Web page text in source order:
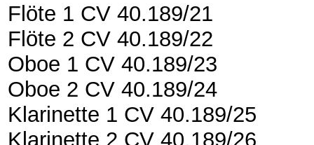
Flöte 1 CV 40.189/21
Flöte 2 CV 40.189/22
Oboe 1 CV 40.189/23
Oboe 2 CV 40.189/24
Klarinette 1 CV 40.189/25
Klarinette 2 CV 40.189/26